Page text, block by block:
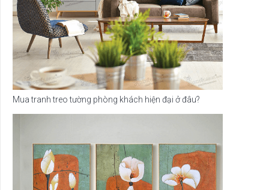
Mua tranh treo tường phòng khách hiện đại ở đâu?